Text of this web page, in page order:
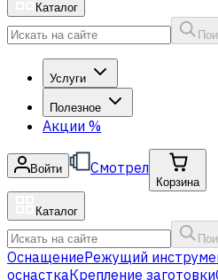
Каталог
Услуги
Полезное
Акции %
Войти Смотрел
Корзина
Каталог
ОснащениеРежущий
оснасткаКрепление заготовки